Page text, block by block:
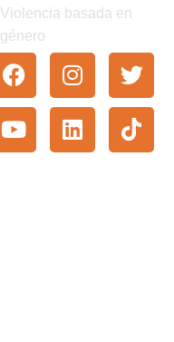
Violencia basada en
género